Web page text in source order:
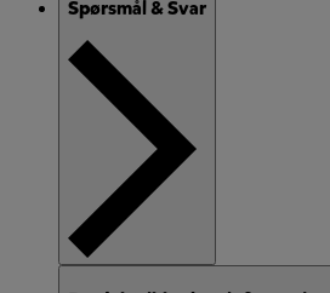
Spørsmål & Svar